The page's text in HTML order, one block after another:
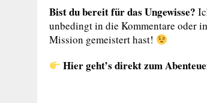
Bist du bereit für das Ungewisse?
unbedingt in die Kommentare oder
Mission gemeistert hast!
Hier geht’s direkt zum